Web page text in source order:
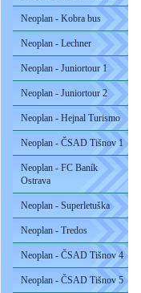
Neoplan - Kobra bus
Neoplan - Lechner
Neoplan - Juniortour 1
Neoplan - Juniortour 2
Neoplan - Hejnal Turismo
Neoplan - ČSAD Tišnov 1
Neoplan - FC Baník
Ostrava
Neoplan - Superletuška
Neoplan - Tredos
Neoplan - ČSAD Tišnov 4
Neoplan - ČSAD Tišnov 5